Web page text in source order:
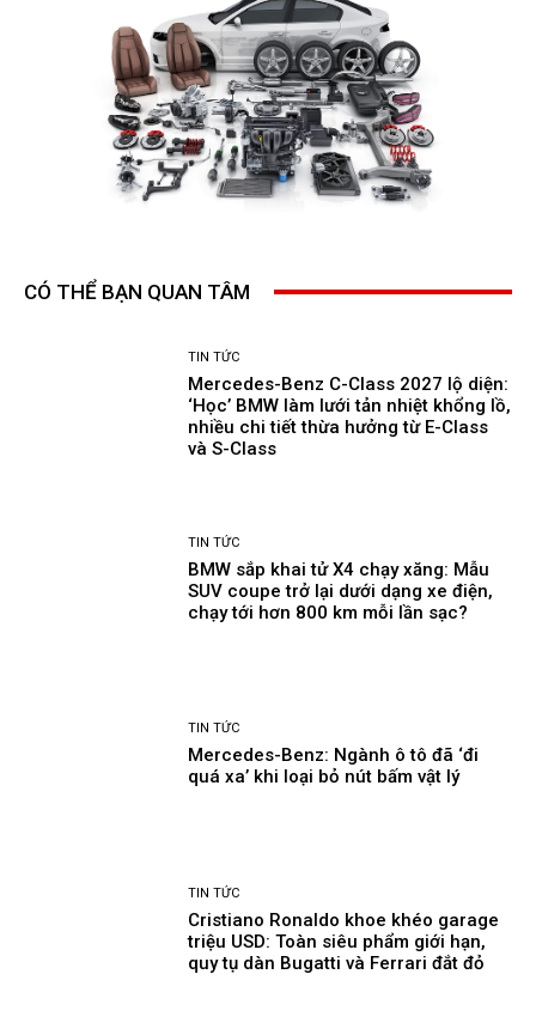
CÓ THỂ BẠN QUAN TÂM
TIN TỨC
Mercedes-Benz C-Class 2027 lộ diện:
‘Học’ BMW làm lưới tản nhiệt khổng lồ,
nhiều chi tiết thừa hưởng từ E-Class
và S-Class
TIN TỨC
BMW sắp khai tử X4 chạy xăng: Mẫu
SUV coupe trở lại dưới dạng xe điện,
chạy tới hơn 800 km mỗi lần sạc?
TIN TỨC
Mercedes-Benz: Ngành ô tô đã ‘đi
quá xa’ khi loại bỏ nút bấm vật lý
TIN TỨC
Cristiano Ronaldo khoe khéo garage
triệu USD: Toàn siêu phẩm giới hạn,
quy tụ dàn Bugatti và Ferrari đắt đỏ